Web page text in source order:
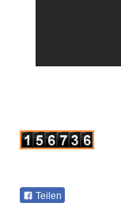
Teilen